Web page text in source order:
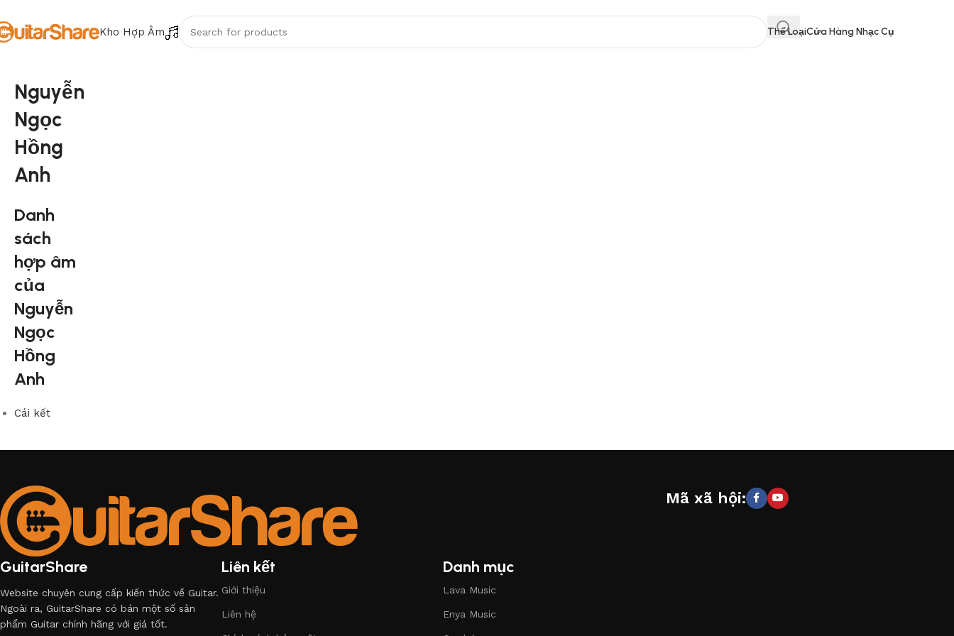
Kho Hợp Âm Thể LoạiCửa Hàng Nhạc Cụ
Nguyễn
Ngọc
Hồng
Anh
Danh
sách
hợp âm
của
Nguyễn
Ngọc
Hồng
Anh
Cái kết
GuitarShare
Website chuyên cung cấp kiến thức về Guitar.
Ngoài ra, GuitarShare có bán một số sản
phẩm Guitar chính hãng với giá tốt.
Liên kết
Giới thiệu
Liên hệ
Danh mục
Lava Music
Enya Music
Mã xã hội: